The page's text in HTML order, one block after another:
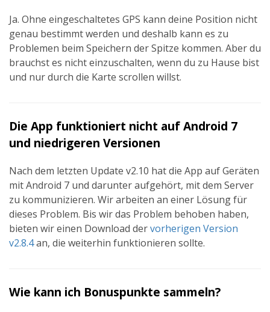
Ja. Ohne eingeschaltetes GPS kann deine Position nicht
genau bestimmt werden und deshalb kann es zu
Problemen beim Speichern der Spitze kommen. Aber du
brauchst es nicht einzuschalten, wenn du zu Hause bist
und nur durch die Karte scrollen willst.
Die App funktioniert nicht auf Android 7
und niedrigeren Versionen
Nach dem letzten Update v2.10 hat die App auf Geräten
mit Android 7 und darunter aufgehört, mit dem Server
zu kommunizieren. Wir arbeiten an einer Lösung für
dieses Problem. Bis wir das Problem behoben haben,
bieten wir einen Download dervorherigen Version
v2.8.4an, die weiterhin funktionieren sollte.
Wie kann ich Bonuspunkte sammeln?